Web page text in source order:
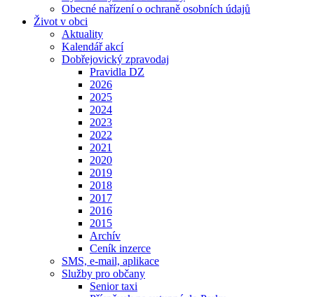
Obecné nařízení o ochraně osobních údajů
Život v obci
Aktuality
Kalendář akcí
Dobřejovický zpravodaj
Pravidla DZ
2026
2025
2024
2023
2022
2021
2020
2019
2018
2017
2016
2015
Archív
Ceník inzerce
SMS, e-mail, aplikace
Služby pro občany
Senior taxi